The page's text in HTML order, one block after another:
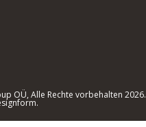
OÜ, Alle Rechte vorbehalten 2026.